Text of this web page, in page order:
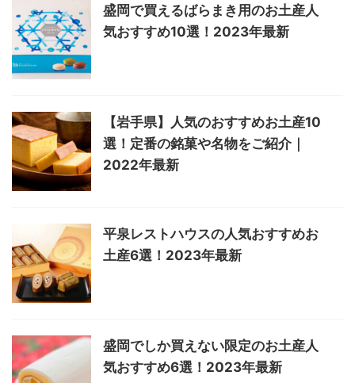
盛岡で買えるばらまき用のお土産人
気おすすめ10選！2023年最新
【岩手県】人気のおすすめお土産10
選！定番の銘菓や名物をご紹介｜
2022年最新
平泉レストハウスの人気おすすめお
土産6選！2023年最新
盛岡でしか買えない限定のお土産人
気おすすめ6選！2023年最新